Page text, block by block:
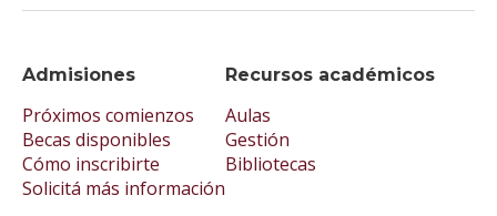
Admisiones
Próximos comienzos
Becas disponibles
Cómo inscribirte
Solicitá más información
Recursos académicos
Aulas
Gestión
Bibliotecas